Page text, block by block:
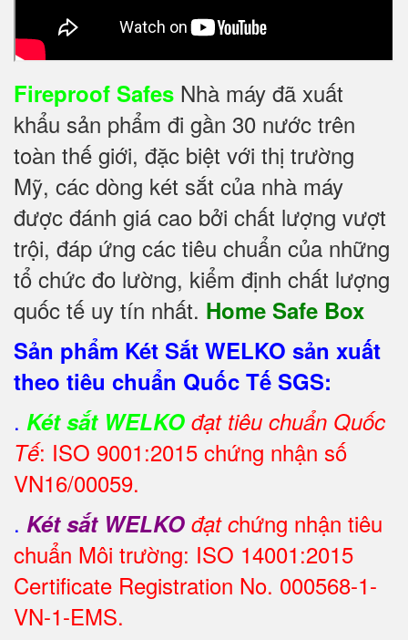
Fireproof Safes Nhà máy đã xuất
khẩu sản phẩm đi gần 30 nước trên
toàn thế giới, đặc biệt với thị trường
Mỹ, các dòng két sắt của nhà máy
được đánh giá cao bởi chất lượng vượt
trội, đáp ứng các tiêu chuẩn của những
tổ chức đo lường, kiểm định chất lượng
quốc tế uy tín nhất. Home Safe Box
Sản phẩm Két Sắt WELKO sản xuất
theo tiêu chuẩn Quốc Tế SGS:
. Két sắt WELKO đạt tiêu chuẩn Quốc
Tế: ISO 9001:2015 chứng nhận số
VN16/00059.
. Két sắt WELKO đạt chứng nhận tiêu
chuẩn Môi trường: ISO 14001:2015
Certificate Registration No. 000568-1-
VN-1-EMS.